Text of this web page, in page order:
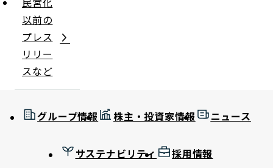
以前の
プレス
リリー
スなど
グループ情報 株主・投資家情報 ニュース
サステナビリティ 採用情報